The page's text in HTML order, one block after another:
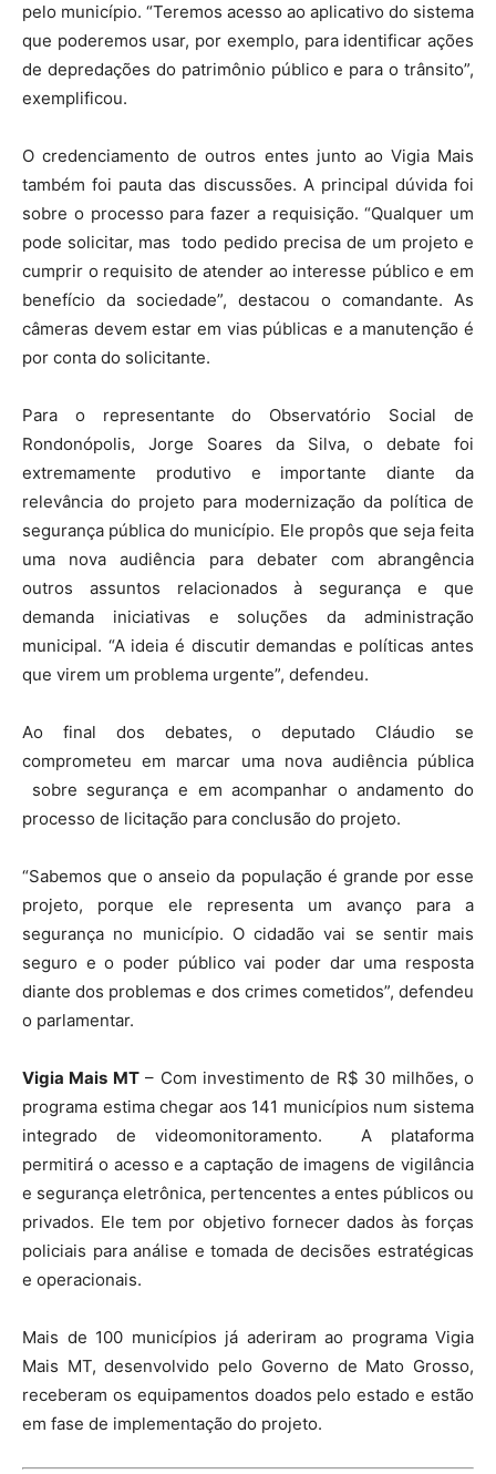
pelo município. “Teremos acesso ao aplicativo do sistema
que poderemos usar, por exemplo, para identificar ações
de depredações do patrimônio público e para o trânsito”,
exemplificou.
O credenciamento de outros entes junto ao Vigia Mais
também foi pauta das discussões. A principal dúvida foi
sobre o processo para fazer a requisição. “Qualquer um
pode solicitar, mas todo pedido precisa de um projeto e
cumprir o requisito de atender ao interesse público e em
benefício da sociedade”, destacou o comandante. As
câmeras devem estar em vias públicas e a manutenção é
por conta do solicitante.
Para o representante do Observatório Social de
Rondonópolis, Jorge Soares da Silva, o debate foi
extremamente produtivo e importante diante da
relevância do projeto para modernização da política de
segurança pública do município. Ele propôs que seja feita
uma nova audiência para debater com abrangência
outros assuntos relacionados à segurança e que
demanda iniciativas e soluções da administração
municipal. “A ideia é discutir demandas e políticas antes
que virem um problema urgente”, defendeu.
Ao final dos debates, o deputado Cláudio se
comprometeu em marcar uma nova audiência pública
sobre segurança e em acompanhar o andamento do
processo de licitação para conclusão do projeto.
“Sabemos que o anseio da população é grande por esse
projeto, porque ele representa um avanço para a
segurança no município. O cidadão vai se sentir mais
seguro e o poder público vai poder dar uma resposta
diante dos problemas e dos crimes cometidos”, defendeu
o parlamentar.
Vigia Mais MT– Com investimento de R$ 30 milhões, o
programa estima chegar aos 141 municípios num sistema
integrado de videomonitoramento. A plataforma
permitirá o acesso e a captação de imagens de vigilância
e segurança eletrônica, pertencentes a entes públicos ou
privados. Ele tem por objetivo fornecer dados às forças
policiais para análise e tomada de decisões estratégicas
e operacionais.
Mais de 100 municípios já aderiram ao programa Vigia
Mais MT, desenvolvido pelo Governo de Mato Grosso,
receberam os equipamentos doados pelo estado e estão
em fase de implementação do projeto.